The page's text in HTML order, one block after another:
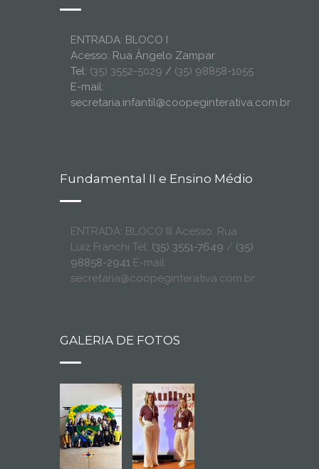
ENTRADA: BLOCO I
Acesso: Rua Ângelo Zampar
Tel: (35) 3552-5029 / (35) 98858-1055
E-mail:
secretaria.infantil@coopeginterativa.com.br
Fundamental II e Ensino Médio
ENTRADA: BLOCO III Acesso: Rua
Luiz Franchi Tel: (35) 3551-7649 / (35)
98858-2941 E-mail:
secretaria@coopeginterativa.com.br
GALERIA DE FOTOS